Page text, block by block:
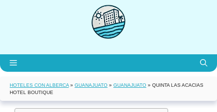
Menú
HOTELES CON ALBERCA » GUANAJUATO » GUANAJUATO » QUINTA LAS ACACIAS
HOTEL BOUTIQUE